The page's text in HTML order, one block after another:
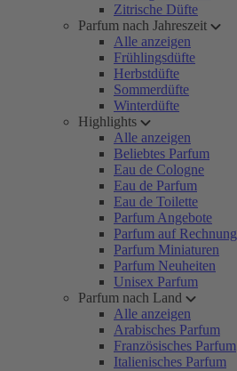
Zitrische Düfte
Parfum nach Jahreszeit
Alle anzeigen
Frühlingsdüfte
Herbstdüfte
Sommerdüfte
Winterdüfte
Highlights
Alle anzeigen
Beliebtes Parfum
Eau de Cologne
Eau de Parfum
Eau de Toilette
Parfum Angebote
Parfum auf Rechnung
Parfum Miniaturen
Parfum Neuheiten
Unisex Parfum
Parfum nach Land
Alle anzeigen
Arabisches Parfum
Französisches Parfum
Italienisches Parfum